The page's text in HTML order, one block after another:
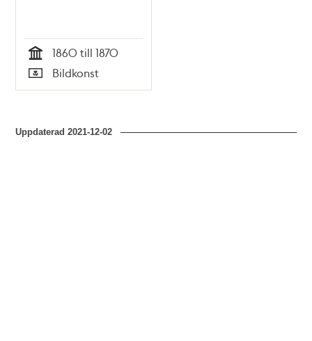
Tid
1860 till 1870
Typ
Bildkonst
Uppdaterad2021-12-02